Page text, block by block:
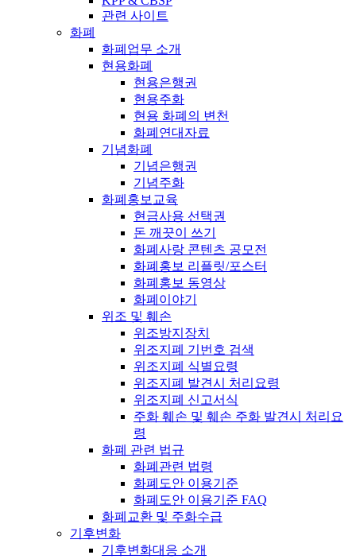
관련 사이트
화폐
화폐업무 소개
현용화폐
현용은행권
현용주화
현용 화폐의 변천
화폐연대자료
기념화폐
기념은행권
기념주화
화폐홍보교육
현금사용 선택권
돈 깨끗이 쓰기
화폐사랑 콘텐츠 공모전
화폐홍보 리플릿/포스터
화폐홍보 동영상
화폐이야기
위조 및 훼손
위조방지장치
위조지폐 기번호 검색
위조지폐 식별요령
위조지폐 발견시 처리요령
위조지폐 신고서식
주화 훼손 및 훼손 주화 발견시 처리요
령
화폐 관련 법규
화폐관련 법령
화폐도안 이용기준
화폐도안 이용기준 FAQ
화폐교환 및 주화수급
기후변화
기후변화대응 소개